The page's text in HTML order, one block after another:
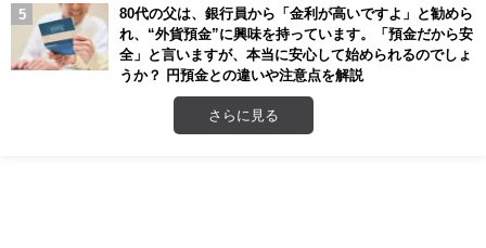
80代の父は、銀行員から「金利が高いですよ」と勧めら
れ、“外貨預金”に興味を持っています。「預金だから安
全」と言いますが、本当に安心して始められるのでしょ
うか？ 円預金との違いや注意点を解説
さらに見る